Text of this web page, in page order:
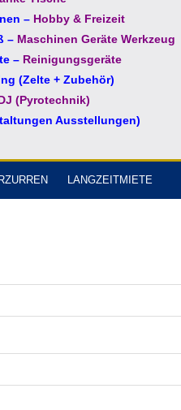
– Hobby & Freizeit
– Maschinen Geräte Werkzeug
– Reinigungsgeräte
(Zelte + Zubehör)
(Pyrotechnik)
Ausstellungen)
LANGZEITMIETE